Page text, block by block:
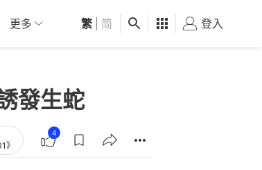
01深圳 觀點 健康 好食玩飛
更多 繁 简 登入
發生蛇
》
4